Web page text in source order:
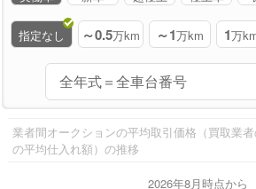
指定なし ～0.5万km ～1万km 1万
業者間オークションの平均取引価格（買取業
の平均仕入れ額）の推移
2026年8月時点から